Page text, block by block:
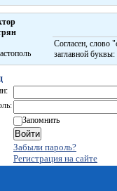
Согласен, слово
заглавной
Запомнить
Забыли пароль?
Регистрация на сайте